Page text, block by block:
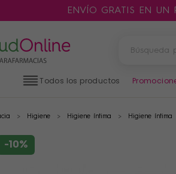
ENVÍO GRATIS EN UN
Todos los productos
Higiene Higiene íntima Higiene íntima
-10%